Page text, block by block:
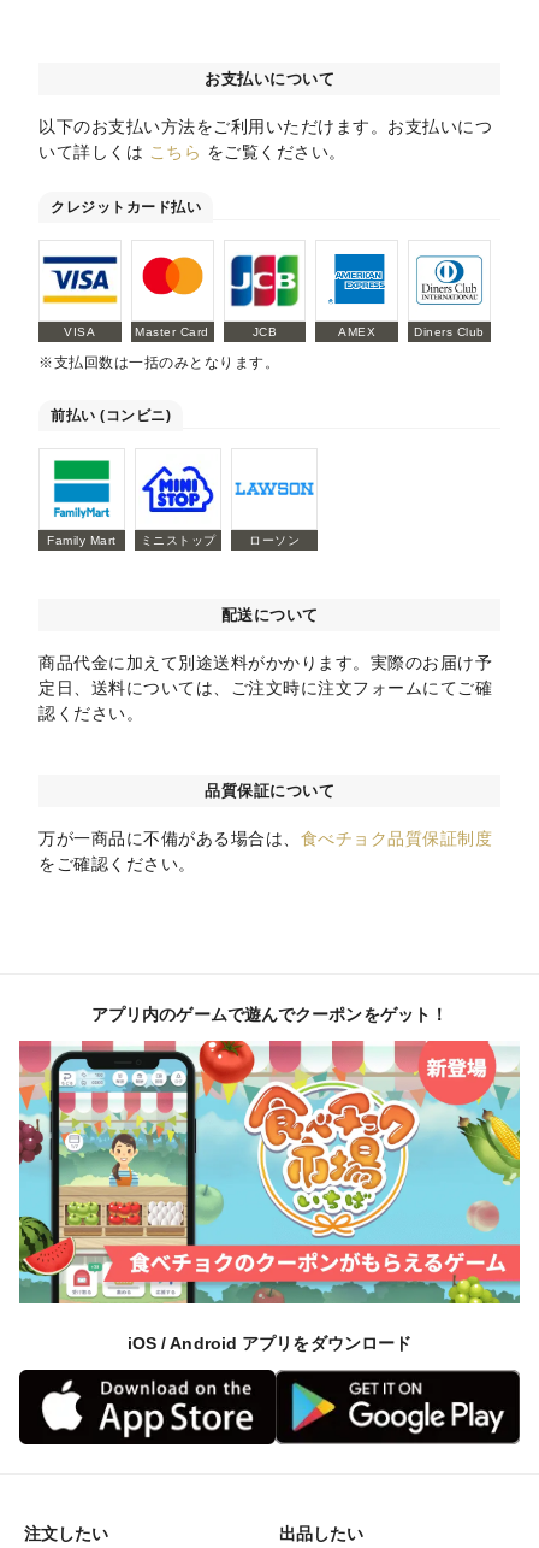
お支払いについて
以下のお支払い方法をご利用いただけます。お支払いにつ
いて詳しくは こちら をご覧ください。
クレジットカード払い
VISA Master Card JCB AMEX Diners Club
※支払回数は一括のみとなります。
前払い (コンビニ)
Family Mart ミニストップ ローソン
配送について
商品代金に加えて別途送料がかかります。実際のお届け予
定日、送料については、ご注文時に注文フォームにてご確
認ください。
品質保証について
万が一商品に不備がある場合は、 食べチョク品質保証制度
をご確認ください。
アプリ内のゲームで遊んでクーポンをゲット！
iOS / Android アプリをダウンロード
注文したい 出品したい